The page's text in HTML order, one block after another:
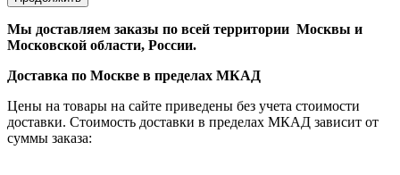
Мы доставляем заказы по всей территории Москвы и
Московской области, России.
Доставка по Москве в пределах МКАД
Цены на товары на сайте приведены без учета стоимости
доставки. Стоимость доставки в пределах МКАД зависит от
суммы заказа: